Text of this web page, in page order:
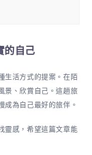
的自己
生活方式的提案。在陌
景、欣賞自己。這趟旅
成為自己最好的旅伴。
靈感，希望這篇文章能